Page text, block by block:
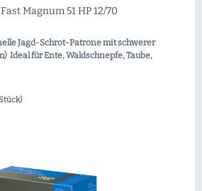
Magnum 51 HP 12/70
Jagd-Schrot-Patrone mit schwerer
Ideal für Ente, Waldschnepfe, Taube,